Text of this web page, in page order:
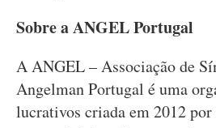
Sobre a ANGEL Portugal
A ANGEL – Associação de
Angelman Portugal é uma
lucrativos criada em 2012